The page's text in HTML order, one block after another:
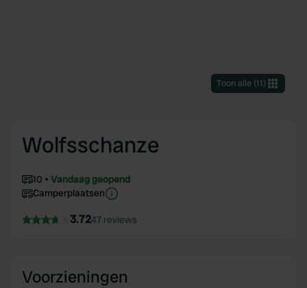
Toon alle(11)
Wolfsschanze
10
Vandaag geopend
Camperplaatsen
3.7247 reviews
Voorzieningen